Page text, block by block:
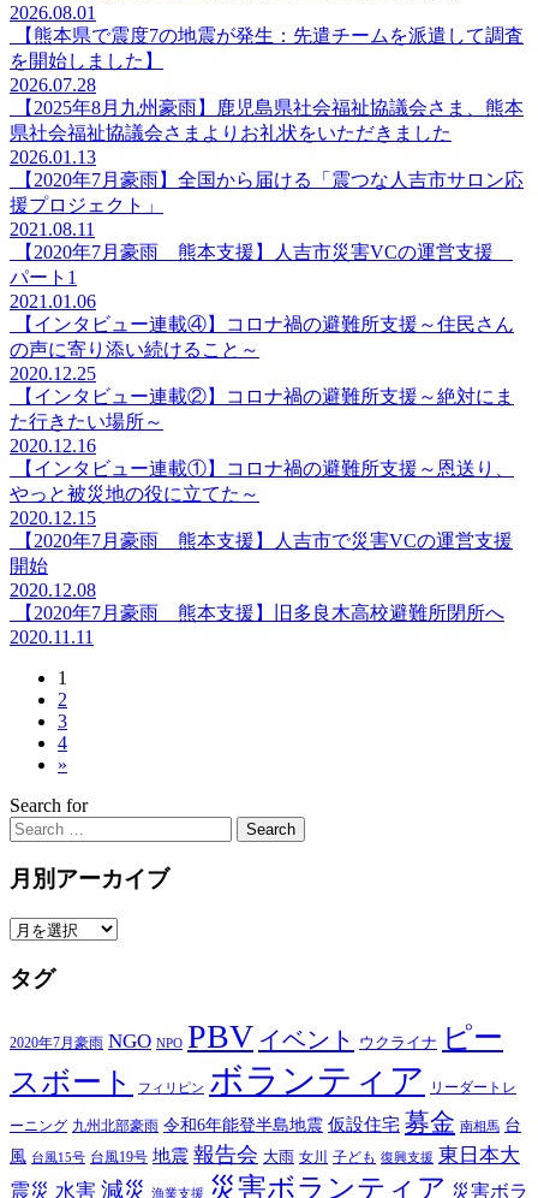
2026.08.01
【熊本県で震度7の地震が発生：先遣チームを派遣して調査
を開始しました】
2026.07.28
【2025年8月九州豪雨】鹿児島県社会福祉協議会さま、熊本
県社会福祉協議会さまよりお礼状をいただきました
2026.01.13
【2020年7月豪雨】全国から届ける「震つな人吉市サロン応
援プロジェクト」
2021.08.11
【2020年7月豪雨 熊本支援】人吉市災害VCの運営支援
パート1
2021.01.06
【インタビュー連載④】コロナ禍の避難所支援～住民さん
の声に寄り添い続けること～
2020.12.25
【インタビュー連載②】コロナ禍の避難所支援～絶対にま
た行きたい場所～
2020.12.16
【インタビュー連載①】コロナ禍の避難所支援～恩送り、
やっと被災地の役に立てた～
2020.12.15
【2020年7月豪雨 熊本支援】人吉市で災害VCの運営支援
開始
2020.12.08
【2020年7月豪雨 熊本支援】旧多良木高校避難所閉所へ
2020.11.11
1
2
3
4
»
Search for
Search
月別アーカイブ
月
ア
イ
ブ
タグ
2020年7月豪雨 NGO NPO PBV イベント ウクライナ ピー
スボート
フィリピン ボランティア リーダートレ
ーニング 九州北部豪雨 令和6年能登半島地震 仮設住宅 募金 南相馬 台
風 台風15号 台風19号 地震 報告会 大雨 女川 子ども 復興支援 東日本大
震災 水害 減災 漁業支援 災害ボランティア 災害ボラ